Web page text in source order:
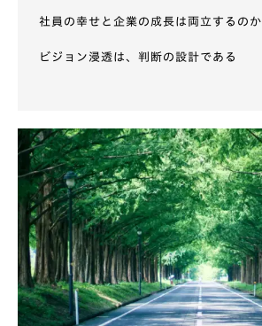
社員の幸せと企業の成長は両立するのか
ビジョン浸透は、判断の設計である